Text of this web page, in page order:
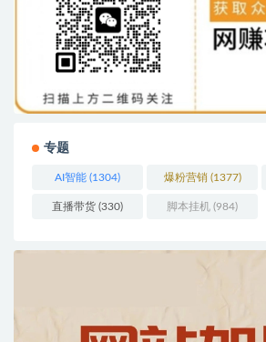
专题
AI智能 (1304) 爆粉营销 (1377)
直播带货 (330) 脚本挂机 (984)